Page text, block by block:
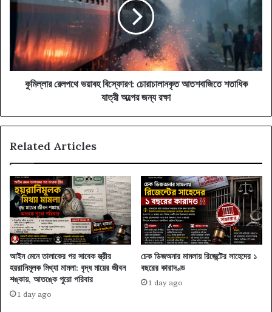
বিস্ফোরণ:
আতশবাজিতে
শতাধিক
যাত্রী
অল্পের
কুমিল্লার রেলপথে ভয়াবহ বিস্ফোরণ: চোরাচালানকৃত আতশবাজিতে শতাধিক
যাত্রী অল্পের জন্য রক্ষা
Related Articles
আইন মেনে তালাকের পর সাবেক স্ত্রীর
হয়রানিমূলক মিথ্যা মামলা: বৃদ্ধ মায়ের জীবন
শঙ্কায়, আতঙ্কে পুরো পরিবার
1 day ago
চেক ডিজঅনার মামলায় রিজেন্টের সাহেদের ১
বছরের কারাদণ্ড
1 day ago